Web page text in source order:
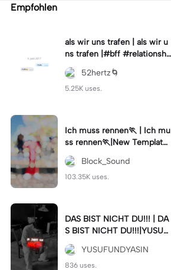
Empfohlen
als wir uns trafen | als wir u
ns trafen |#bff #relationshi
p #fyp #bestie
52hertz🌀
5.25K uses.
Ich muss rennen🏃 | Ich mu
ss rennen🏃|New Template
de hoodblaq
Block_Sound
103.35K uses.
DAS BIST NICHT DU!!! | DA
S BIST NICHT DU!!!|YUSUF
& YASIN - NICHT DU! #fyp
#viral #deutschrap
YUSUFUNDYASIN
836 uses.